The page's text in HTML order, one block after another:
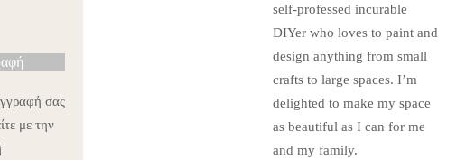
σας
με την
self-professed incurable
DIYer who loves to paint and
design anything from small
crafts to large spaces. I’m
delighted to make my space
as beautiful as I can for me
and my family.